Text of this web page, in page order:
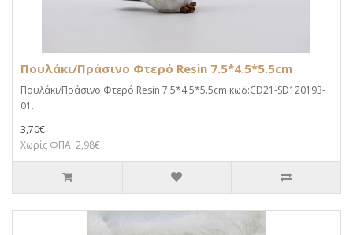
Πουλάκι/Πράσινο Φτερό Resin 7.5*4.5*5.5cm
Πουλάκι/Πράσινο Φτερό Resin 7.5*4.5*5.5cm κωδ:CD21-SD120193-
01..
3,70€
Χωρίς ΦΠΑ: 2,98€